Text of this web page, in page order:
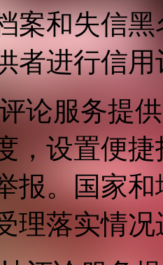
案和失信
者进行信用
论服务提
，设置便
报。国家
理落实情